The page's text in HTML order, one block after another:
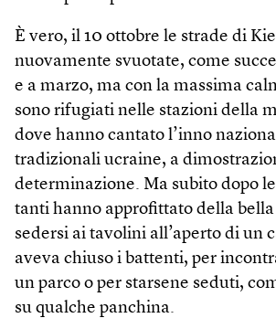
È vero, il 10 ottobre le strade di
nuovamente svuotate, come
e a marzo, ma con la massima
sono rifugiati nelle stazioni della
dove hanno cantato l’inno
tradizionali ucraine, a
determinazione. Ma subito dopo
tanti hanno approfittato della
sedersi ai tavolini all’aperto di un
aveva chiuso i battenti, per
un parco o per starsene seduti,
su qualche panchina.